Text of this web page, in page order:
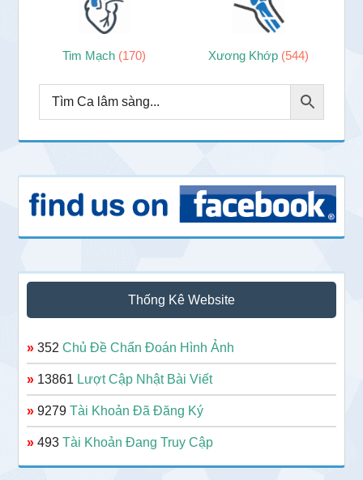
Tim Mạch (170) Xương Khớp (544)
Thống Kê Website
» 352Chủ Đề Chẩn Đoán Hình Ảnh
» 13861 Lượt Cập Nhật Bài Viết
» 9279Tài Khoản Đã Đăng Ký
» 493Tài Khoản Đang Truy Cập